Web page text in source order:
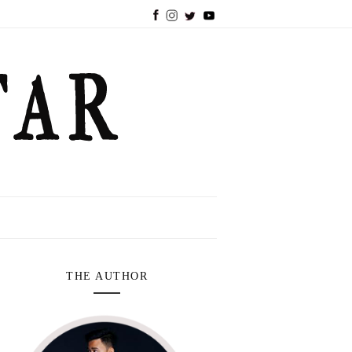
THE AUTHOR